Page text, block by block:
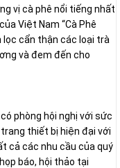
vị cà phê nổi tiếng nhất
Việt Nam “Cà Phê
lọc cẩn thận các loại trà
và đem đến cho
phòng hội nghị với sức
thiết bị hiện đại với
cả các nhu cầu của quý
báo, hội thảo tại